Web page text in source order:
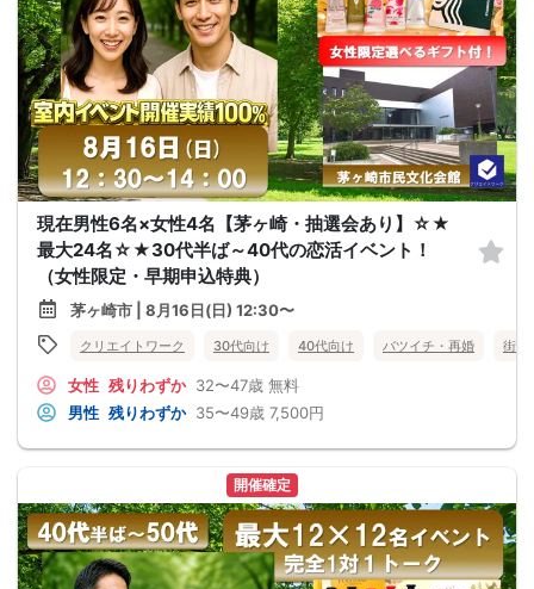
現在男性6名×女性4名【茅ヶ崎・抽選会あり】☆★
最大24名☆★30代半ば～40代の恋活イベント！
（女性限定・早期申込特典）
茅ヶ崎市 | 8月16日(日) 12:30〜
クリエイトワーク 30代向け 40代向け バツイチ・再婚 街コ
女性 残りわずか 32〜47歳 無料
男性 残りわずか 35〜49歳 7,500円
開催確定